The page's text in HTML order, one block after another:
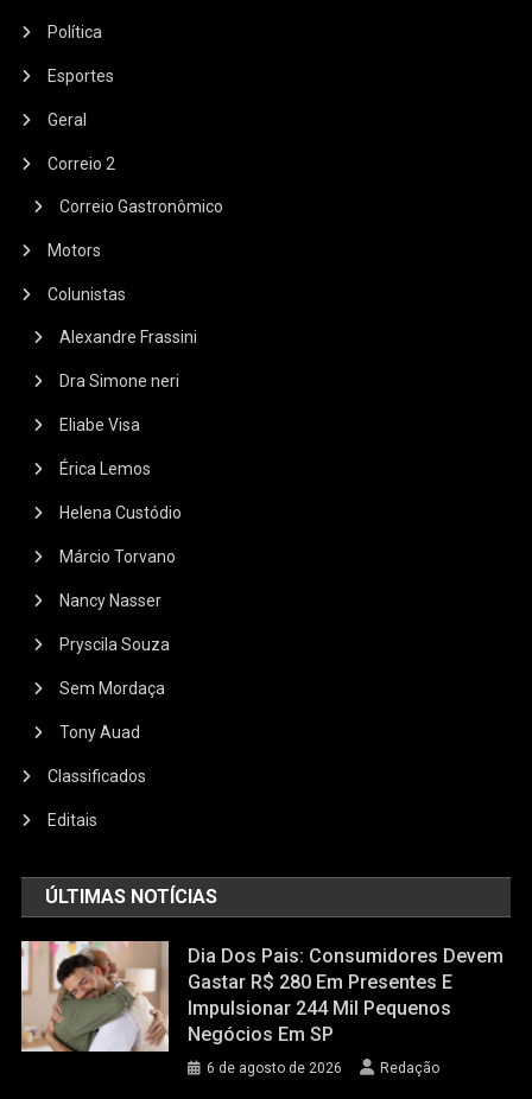
Política
Esportes
Geral
Correio 2
Correio Gastronômico
Motors
Colunistas
Alexandre Frassini
Dra Simone neri
Eliabe Visa
Érica Lemos
Helena Custódio
Márcio Torvano
Nancy Nasser
Pryscila Souza
Sem Mordaça
Tony Auad
Classificados
Editais
ÚLTIMAS NOTÍCIAS
Dia Dos Pais: Consumidores Devem
Gastar R$ 280 Em Presentes E
Impulsionar 244 Mil Pequenos
Negócios Em SP
6 de agosto de 2026 Redação